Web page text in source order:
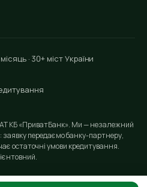
· 30+ міст України
КБ «ПриватБанк». Ми — незалежний
заявку передаємо банку-партнеру,
остаточні умови кредитування.